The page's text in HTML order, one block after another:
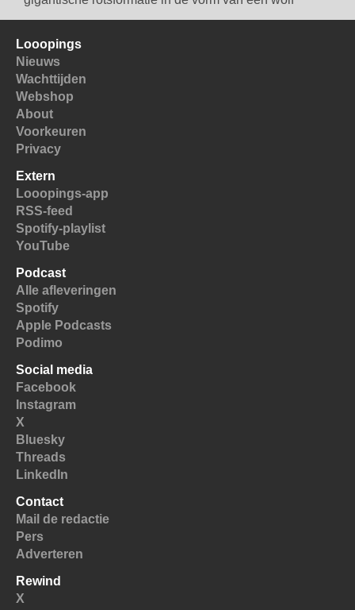
Looopings
Nieuws
Wachttijden
Webshop
About
Voorkeuren
Privacy
Extern
Looopings-app
RSS-feed
Spotify-playlist
YouTube
Podcast
Alle afleveringen
Spotify
Apple Podcasts
Podimo
Social media
Facebook
Instagram
X
Bluesky
Threads
LinkedIn
Contact
Mail de redactie
Pers
Adverteren
Rewind
X